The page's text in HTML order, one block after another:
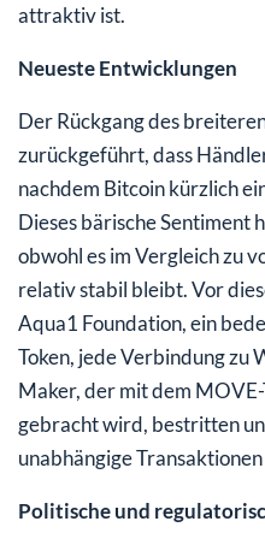
attraktiv ist.
Neueste Entwicklungen
Der Rückgang des
zurückgeführt, dass
nachdem Bitcoin kürzlich
Dieses bärische Sentiment
obwohl es im Vergleich zu
relativ stabil bleibt. Vor
Aqua1 Foundation, ein
Token, jede Verbindung zu
Maker, der mit dem
gebracht wird, bestritten
unabhängige
Politische und